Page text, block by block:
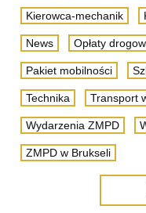
Kierowca-mechanik
News Opłaty
Pakiet mobilności
Technika Transport
Wydarzenia ZMPD
ZMPD w Brukseli